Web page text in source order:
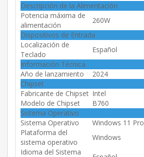
Descripción de la Alimentación
Potencia máxima de
alimentación
260W
Dispositivos de Entrada
Localización de
Teclado
Español
Información Técnica
Año de lanzamiento
2024
Chipset
Fabricante de Chipset Intel
Modelo de Chipset
B760
Sistema Operativo
Sistema Operativo
Windows 11 Pro
Plataforma del
sistema operativo
Windows
Idioma del Sistema